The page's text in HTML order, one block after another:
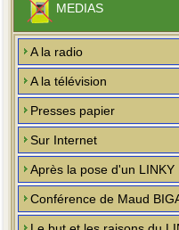
MEDIAS
A la radio
A la télévision
Presses papier
Sur Internet
Après la pose d'un LINKY
Conférence de Maud